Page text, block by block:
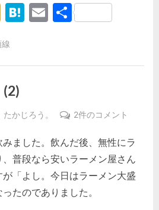
MixiHatena
Email
共
By
たかじろう。
北
住。
珍
(2)
へ
2件のコメント
ました。飲んだ後、無性にラ
普段なら安いラーメン屋さん
「よし。今日はラーメン大盛
たのでありました。